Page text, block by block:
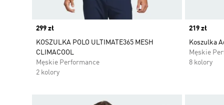
Price
299 zł
KOSZULKA POLO ULTIMATE365 MESH
CLIMACOOL
Męskie Performance
2 kolory
Price
219 zł
Koszulka
Męskie
8 kolory